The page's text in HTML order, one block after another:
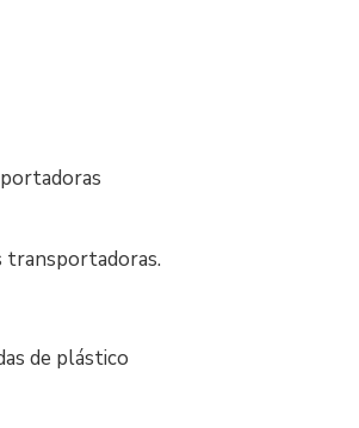
transportadoras.
de plástico